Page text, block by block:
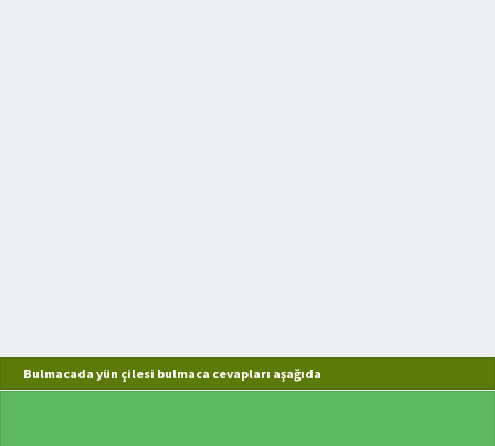
Bulmacada yün çilesi bulmaca cevapları aşağıda